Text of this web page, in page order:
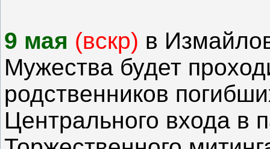
9 мая (вскр) в
Мужества будет
родственников
Центрального входа в